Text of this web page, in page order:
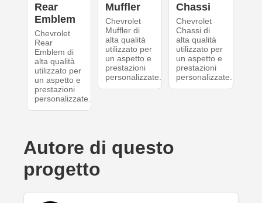
Rear
Emblem
Chevrolet
Rear
Emblem di
alta qualità
utilizzato per
un aspetto e
prestazioni
personalizzate.
Muffler
Chevrolet
Muffler di
alta qualità
utilizzato per
un aspetto e
prestazioni
personalizzate.
Chassi
Chevrolet
Chassi di
alta qualità
utilizzato per
un aspetto e
prestazioni
personalizzate.
Autore di questo
progetto